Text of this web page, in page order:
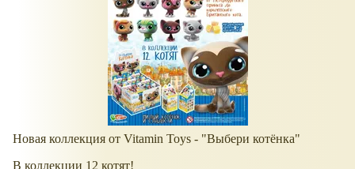
Новая коллекция от Vitamin Toys - "Выбери котёнка"
В коллекции 12 котят!